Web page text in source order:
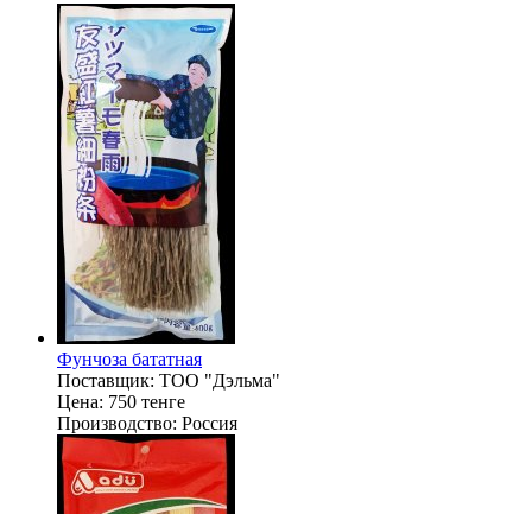
Фунчоза бататная
Поставщик: ТОО "Дэльма"
Цена: 750 тенге
Производство: Россия